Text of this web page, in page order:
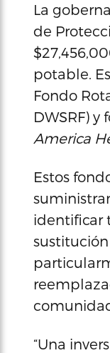
La
de
potable.
Fondo
DWSRF)
America
Estos
identificar
“Una